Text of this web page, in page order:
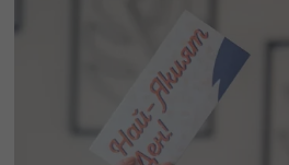
приятели или семейство. От
партито – ние ще се погрижим
насладиш на перфектната